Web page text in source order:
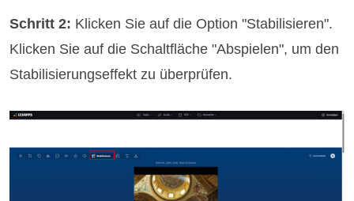
Schritt 2: Klicken Sie auf die Option "Stabilisieren".
Klicken Sie auf die Schaltfläche "Abspielen", um den
Stabilisierungseffekt zu überprüfen.